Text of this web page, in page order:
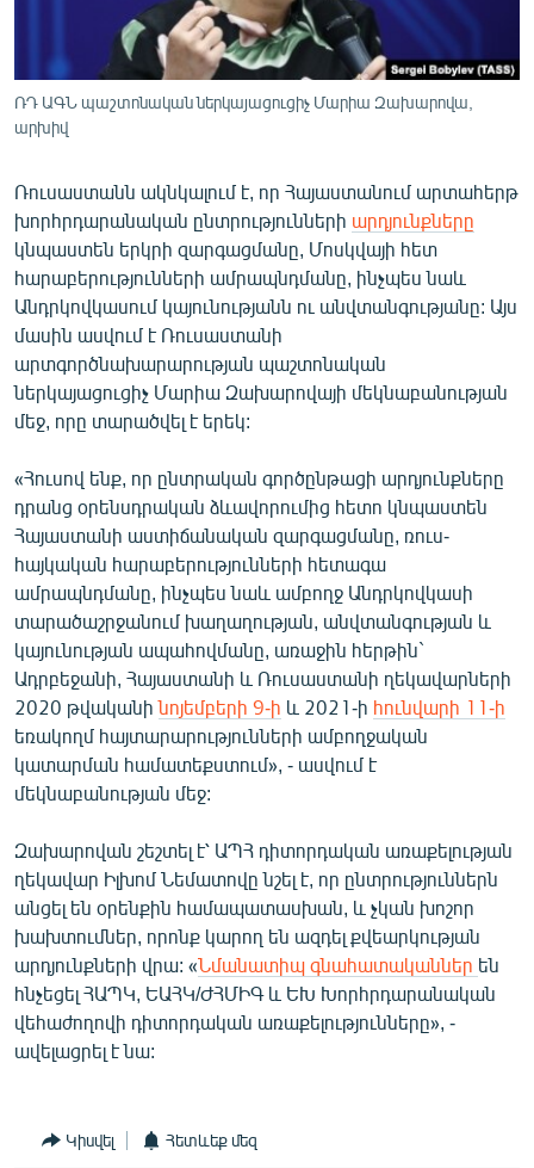
ԿՈՐՈՆԱՎԻՐՈՒՍ
ԱՐԽԻՎ
ՏԵՍԱՆՅՈՒԹԵՐ
ԲԱՆԱՎԵՃ
ՁԳՏԵԼՈՎ ԼԱՎԱԳՈՒՅՆԻՆ
ՓՈԴՔԱՍԹ
Հայերեն
English
Русский
«Ազատության» բոլոր կայքերը
ՌԴ ԱԳՆ պաշտոնական ներկայացուցիչ Մարիա Զախարովա,
արխիվ
Ռուսաստանն ակնկալում է, որ Հայաստանում արտահերթ
խորհրդարանական ընտրությունների արդյունքները
կնպաստեն երկրի զարգացմանը, Մոսկվայի հետ
հարաբերությունների ամրապնդմանը, ինչպես նաև
Անդրկովկասում կայունությանն ու անվտանգությանը: Այս
մասին ասվում է Ռուսաստանի
արտգործնախարարության պաշտոնական
ներկայացուցիչ Մարիա Զախարովայի մեկնաբանության
մեջ, որը տարածվել է երեկ:
«Հուսով ենք, որ ընտրական գործընթացի արդյունքները
դրանց օրենսդրական ձևավորումից հետո կնպաստեն
Հայաստանի աստիճանական զարգացմանը, ռուս-
հայկական հարաբերությունների հետագա
ամրապնդմանը, ինչպես նաև ամբողջ Անդրկովկասի
տարածաշրջանում խաղաղության, անվտանգության և
կայունության ապահովմանը, առաջին հերթին`
Ադրբեջանի, Հայաստանի և Ռուսաստանի ղեկավարների
2020 թվականինոյեմբերի 9-ի և 2021-ի հունվարի 11-ի
եռակողմ հայտարարությունների ամբողջական
կատարման համատեքստում», - ասվում է
մեկնաբանության մեջ:
Զախարովան շեշտել է՝ ԱՊՀ դիտորդական առաքելության
ղեկավար Իլխոմ Նեմատովը նշել է, որ ընտրություններն
անցել են օրենքին համապատասխան, և չկան խոշոր
խախտումներ, որոնք կարող են ազդել քվեարկության
արդյունքների վրա: «Նմանատիպ գնահատականներ են
հնչեցել ՀԱՊԿ, ԵԱՀԿ/ԺՀՄԻԳ և ԵԽ Խորհրդարանական
վեհաժողովի դիտորդական առաքելությունները», -
ավելացրել է նա:
Կիսվել Հետևեք մեզ